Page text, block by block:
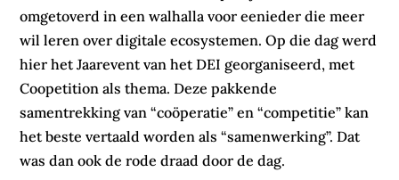
omgetoverd in een walhalla voor eenieder die meer
wil leren over digitale ecosystemen. Op die dag werd
hier het Jaarevent van het DEI georganiseerd, met
Coopetition als thema. Deze pakkende
samentrekking van “coöperatie” en “competitie” kan
het beste vertaald worden als “samenwerking”. Dat
was dan ook de rode draad door de dag.